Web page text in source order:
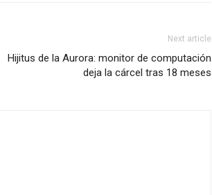
Next article
Hijitus de la Aurora: monitor de computación
deja la cárcel tras 18 meses